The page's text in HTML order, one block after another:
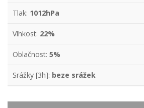
Tlak: 1012hPa
Vlhkost: 22%
Oblačnost: 5%
Srážky [3h]: beze srážek